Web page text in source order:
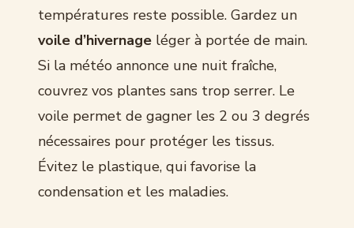
températures reste possible. Gardez un
voile d’hivernage léger à portée de main.
Si la météo annonce une nuit fraîche,
couvrez vos plantes sans trop serrer. Le
voile permet de gagner les 2 ou 3 degrés
nécessaires pour protéger les tissus.
Évitez le plastique, qui favorise la
condensation et les maladies.